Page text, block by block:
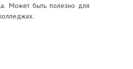
Может быть полезно для